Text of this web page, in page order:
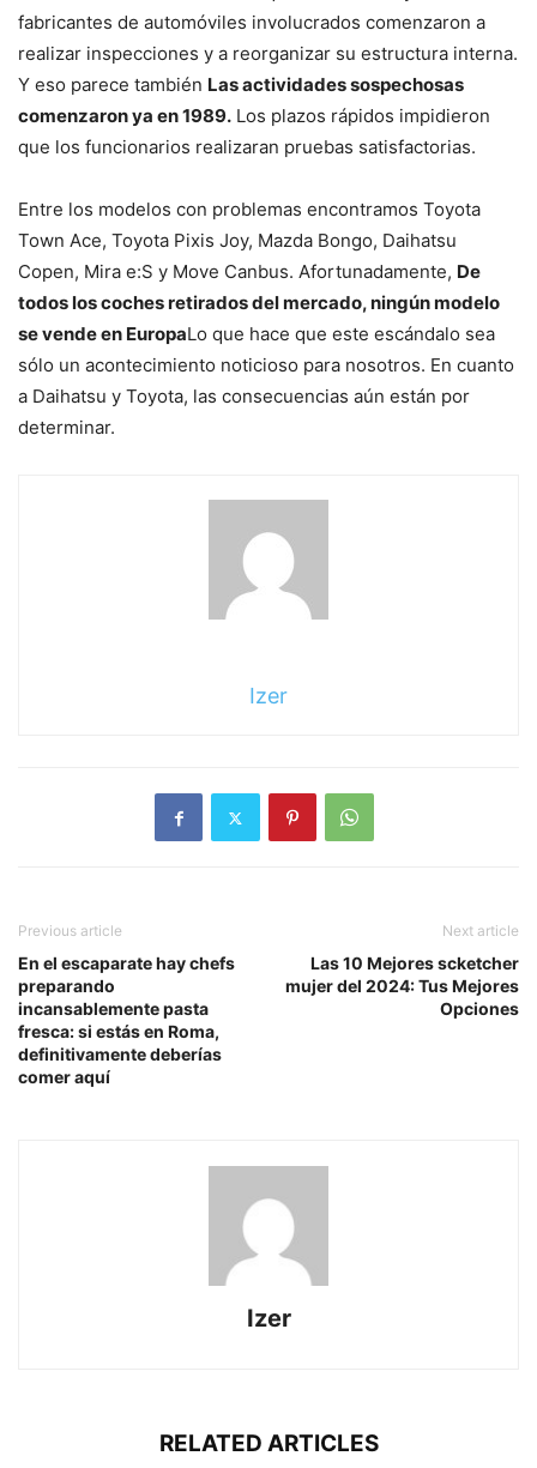
fabricantes de automóviles involucrados comenzaron a
realizar inspecciones y a reorganizar su estructura interna.
Y eso parece también Las actividades sospechosas
comenzaron ya en 1989. Los plazos rápidos impidieron
que los funcionarios realizaran pruebas satisfactorias.
Entre los modelos con problemas encontramos Toyota
Town Ace, Toyota Pixis Joy, Mazda Bongo, Daihatsu
Copen, Mira e:S y Move Canbus. Afortunadamente, De
todos los coches retirados del mercado, ningún modelo
se vende en EuropaLo que hace que este escándalo sea
sólo un acontecimiento noticioso para nosotros. En cuanto
a Daihatsu y Toyota, las consecuencias aún están por
determinar.
Izer
Previous article
En el escaparate hay chefs
preparando
incansablemente pasta
fresca: si estás en Roma,
definitivamente deberías
comer aquí
Next article
Las 10 Mejores scketcher
mujer del 2024: Tus Mejores
Opciones
Izer
RELATED ARTICLES